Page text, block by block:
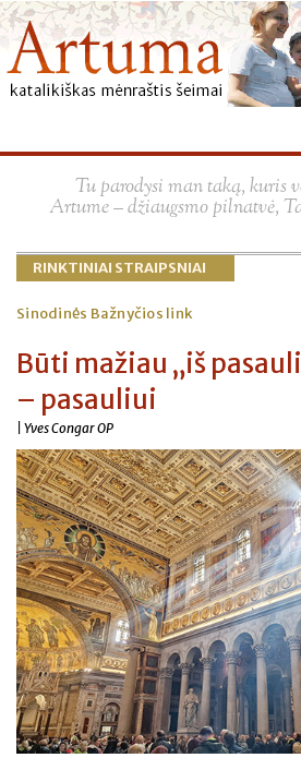
Tu parodysi man taką, kuris
Artume – džiaugsmo pilnatvė,
RINKTINIAI STRAIPSNIAI
Sinodinės Bažnyčios link
Būti mažiau „iš
– pasauliui
| Yves Congar OP